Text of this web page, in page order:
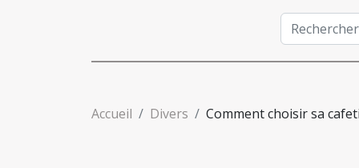
Accueil Divers Comment choisir sa